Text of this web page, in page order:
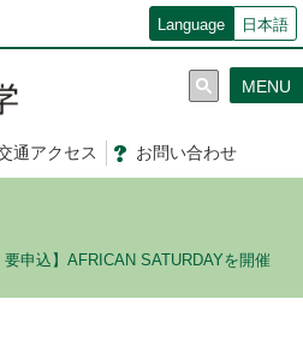
Language 日本語
通アクセス お問い合わせ
MENU
要申込】AFRICAN SATURDAYを開催